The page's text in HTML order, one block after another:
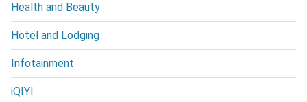
Health and Beauty
Hotel and Lodging
Infotainment
iQIYI